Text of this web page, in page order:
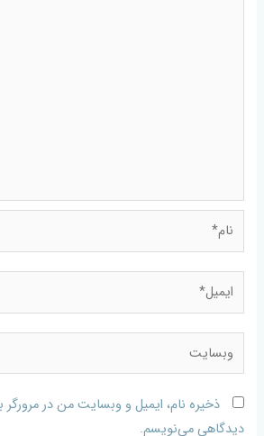
ذخیره نام، ایمیل و وبسایت من در مرورگر
دیدگاهی می‌نویسم.